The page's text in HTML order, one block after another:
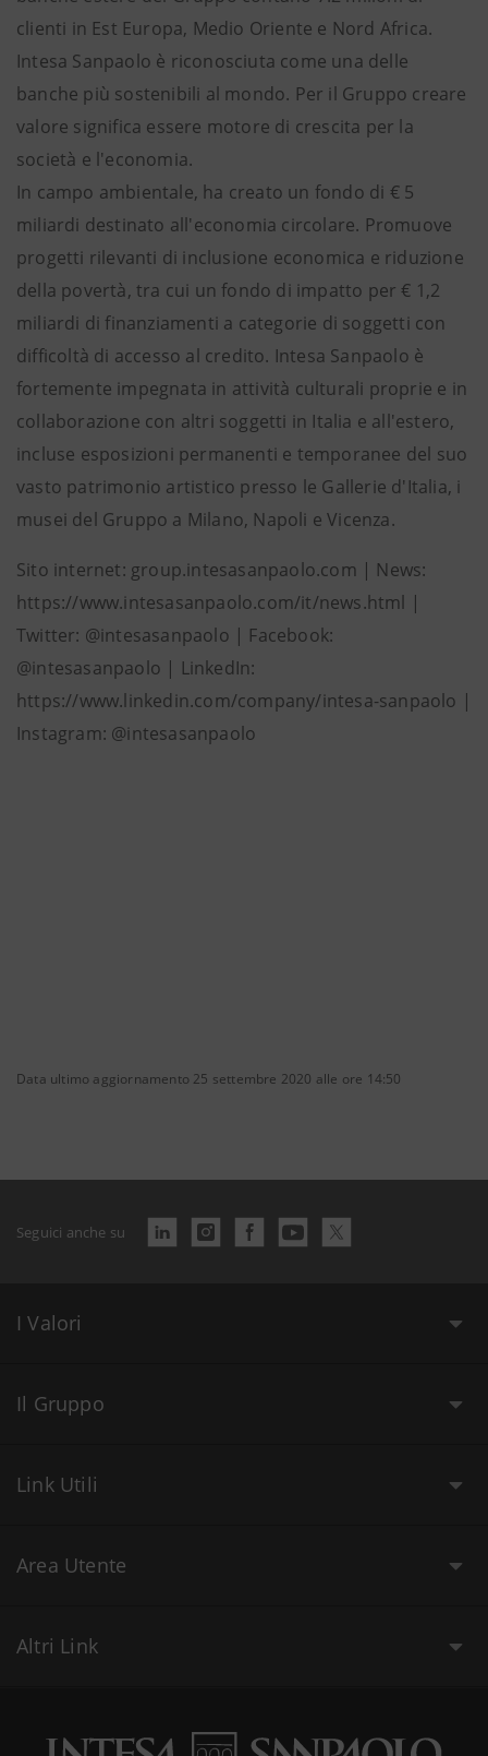
clienti in Est Europa, Medio Oriente e Nord Africa.
Intesa Sanpaolo è riconosciuta come una delle
banche più sostenibili al mondo. Per il Gruppo creare
valore significa essere motore di crescita per la
società e l'economia.
In campo ambientale, ha creato un fondo di € 5
miliardi destinato all'economia circolare. Promuove
progetti rilevanti di inclusione economica e riduzione
della povertà, tra cui un fondo di impatto per € 1,2
miliardi di finanziamenti a categorie di soggetti con
difficoltà di accesso al credito. Intesa Sanpaolo è
fortemente impegnata in attività culturali proprie e in
collaborazione con altri soggetti in Italia e all'estero,
incluse esposizioni permanenti e temporanee del suo
vasto patrimonio artistico presso le Gallerie d'Italia, i
musei del Gruppo a Milano, Napoli e Vicenza.
Sito internet: group.intesasanpaolo.com | News:
https://www.intesasanpaolo.com/it/news.html |
Twitter: @intesasanpaolo | Facebook:
@intesasanpaolo | LinkedIn:
https://www.linkedin.com/company/intesa-sanpaolo |
Instagram: @intesasanpaolo
Data ultimo aggiornamento 25 settembre 2020 alle ore 14:50
Seguici anche su
I Valori
Il Gruppo
Link Utili
Area Utente
Altri Link